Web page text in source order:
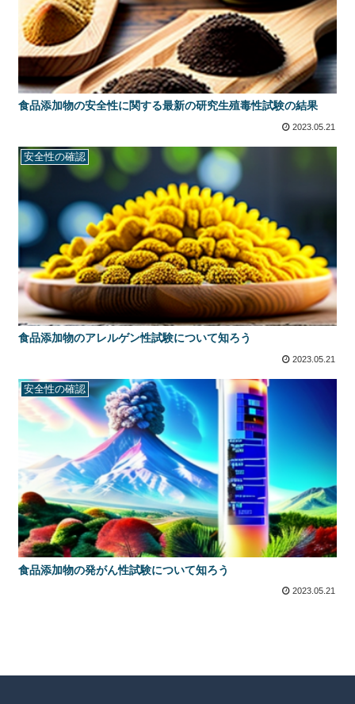
食品添加物の安全性に関する最新の研究生殖毒性試験の結果
2023.05.21
安全性の確認
食品添加物のアレルゲン性試験について知ろう
2023.05.21
安全性の確認
食品添加物の発がん性試験について知ろう
2023.05.21